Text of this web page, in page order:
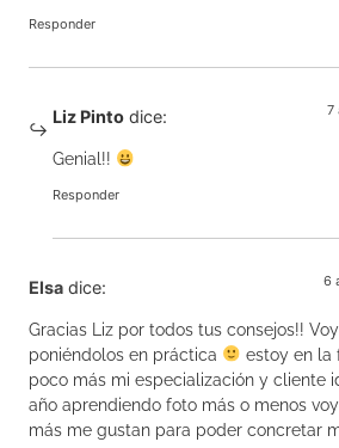
Responder
Liz Pinto dice: 7
Genial!!
Responder
Elsa dice: 6
Gracias Liz por todos tus consejos!!
poniéndolos en práctica
estoy en la
poco más mi especialización y cliente
año aprendiendo foto más o menos
más me gustan para poder concretar